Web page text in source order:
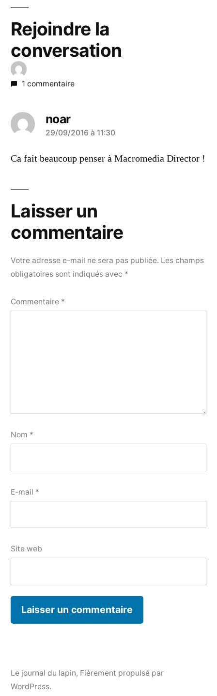
Rejoindre la
conversation
1 commentaire
noar
a
dit :
29/09/2016 à 11:30
Ca fait beaucoup penser à Macromedia Director !
Laisser un
commentaire
Votre adresse e-mail ne sera pas publiée. Les champs
obligatoires sont indiqués avec *
Commentaire *
Nom *
E-mail *
Site web
Le journal du lapin, Fièrement propulsé par
WordPress.